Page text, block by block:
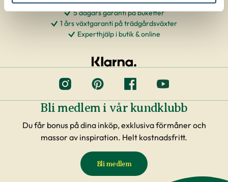
5 dagars garanti på buketter
1 års växtgaranti på trädgårdsväxter
Experthjälp i butik & online
Bli medlem i vår kundklubb
Du får bonus på dina inköp, exklusiva förmåner och
massor av inspiration. Helt kostnadsfritt.
Bli medlem